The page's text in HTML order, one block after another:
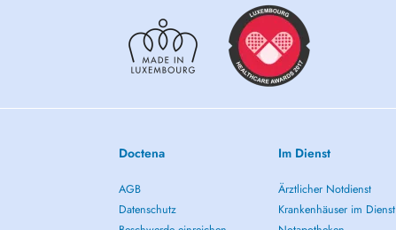
Doctena
AGB
Datenschutz
Im Dienst
Ärztlicher Notdienst
Krankenhäuser im Dienst